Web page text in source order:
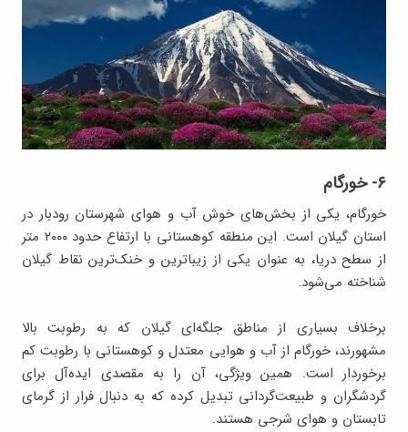
۶- خورگام
خورگام، یکی از بخش‌های خوش آب‌ و هوای شهرستان رودبار در
استان گیلان است. این منطقه کوهستانی با ارتفاع حدود ۲۰۰۰ متر
از سطح دریا، به عنوان یکی از زیباترین و خنک‌ترین نقاط گیلان
شناخته می‌شود.
برخلاف بسیاری از مناطق جلگه‌ای گیلان که به رطوبت بالا
مشهورند، خورگام از آب و هوایی معتدل و کوهستانی با رطوبت کم
برخوردار است. همین ویژگی، آن را به مقصدی ایده‌آل برای
گردشگران و طبیعت‌گردانی تبدیل کرده که به دنبال فرار از گرمای
تابستان و هوای شرجی هستند.